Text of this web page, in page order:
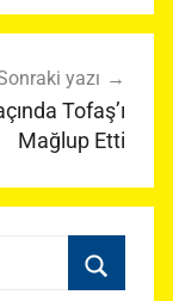
yazı
Tofaş’ı
Mağlup Etti